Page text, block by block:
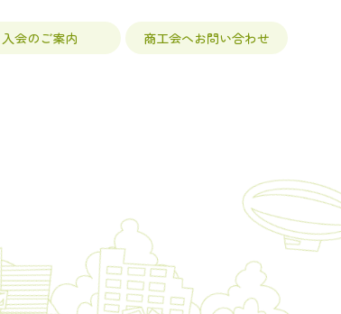
入会のご案内 商工会へお問い合わせ